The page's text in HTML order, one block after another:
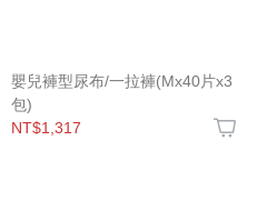
嬰兒褲型尿布/一拉褲(Mx40片x3
包)
NT$1,317